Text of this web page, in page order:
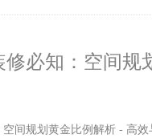
修必知：空间
间规划黄金比例解析 - 高